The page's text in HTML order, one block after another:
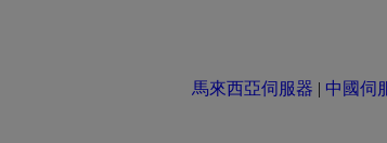
馬來西亞伺服器 | 中國伺